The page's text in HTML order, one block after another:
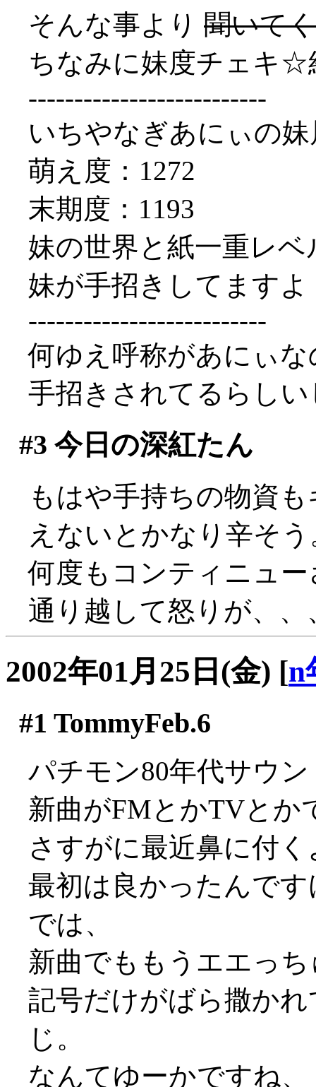
そんな事より 聞いて
ちなみに妹度チェキ☆
--------------------------
いちやなぎあにぃの
萌え度：1272
末期度：1193
妹の世界と紙一重レベ
妹が手招きしてますよ
--------------------------
何ゆえ呼称があにぃ
手招きされてるらしい
#3 今日の深紅たん
もはや手持ちの物資
えないとかなり辛そう
何度もコンティニュ
通り越して怒りが、、
2002年01月25日(金) [n
#1 TommyFeb.6
パチモン80年代サウ
新曲がFMとかTVとか
さすがに最近鼻に付
最初は良かったんです
では、
新曲でももうエエっ
記号だけがばら撒か
じ。
なんてゆーかですね、